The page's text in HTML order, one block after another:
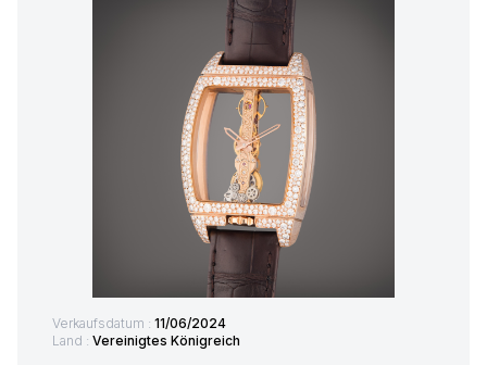
Verkaufsdatum : 11/06/2024
Land : Vereinigtes Königreich